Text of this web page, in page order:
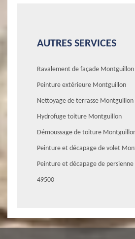
AUTRES SERVICES
Ravalement de façade Montguillon
Peinture extérieure Montguillon
Nettoyage de terrasse Montguillon
Hydrofuge toiture Montguillon
Démoussage de toiture
Peinture et décapage de volet
Peinture et décapage de
49500